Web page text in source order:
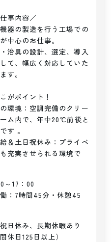
事内容／
器の製造を行う工場での
中心のお仕事。
治具の設計、選定、導入
て、幅広く対応していた
す。
がポイント！
環境：空調完備のクリー
ム内で、年中20℃前後と
す 。
＆土日祝休み：プライベ
充実させられる環境で
～17：00
働：7時間45分・休憩45
日休み、長期休暇あり
間休日125日以上）